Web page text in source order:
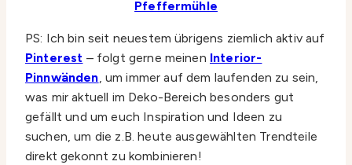
Pfeffermühle
PS: Ich bin seit neuestem übrigens ziemlich aktiv auf
Pinterest – folgt gerne meinen Interior-
Pinnwänden, um immer auf dem laufenden zu sein,
was mir aktuell im Deko-Bereich besonders gut
gefällt und um euch Inspiration und Ideen zu
suchen, um die z.B. heute ausgewählten Trendteile
direkt gekonnt zu kombinieren!